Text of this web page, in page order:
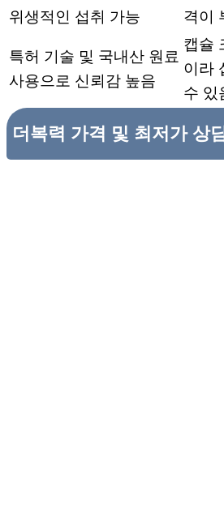
위생적인 섭취 가능
격이
특허 기술 및 국내산 원료
사용으로 신뢰감 높음
캡슐
이라
수 있
더복력 가격 및 최저가 상